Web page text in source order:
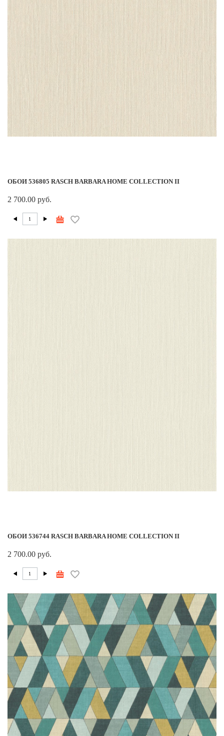
ОБОИ 536805 RASCH BARBARA HOME COLLECTION II
2 700.00 руб.
ОБОИ 536744 RASCH BARBARA HOME COLLECTION II
2 700.00 руб.